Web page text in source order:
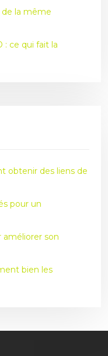
de la même
: ce qui fait la
obtenir des liens de
pour un
son
bien les